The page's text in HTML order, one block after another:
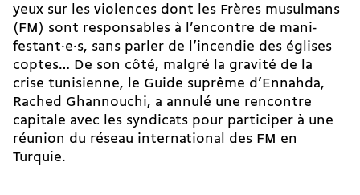
yeux sur les violences dont les Frères musulmans
(FM) sont responsables à l’encontre de ma­ni­
festant·e·s, sans parler de l’incendie des églises
coptes… De son côté, malgré la gravité de la
crise tunisienne, le Guide suprême d’Ennahda,
Rached Ghannouchi, a annulé une rencontre
capitale avec les syndicats pour participer à une
réunion du réseau international des FM en
Turquie.